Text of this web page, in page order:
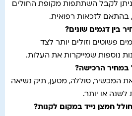
לקבל השתתפות מקופת החולים
בהתאם לזכאות רפואית.
בין דגמים שונים?
פשוטים וזולים יותר לצד
נוספות שמייקרות את העלות.
במחיר הרכישה?
המכשיר, סוללה, מטען, תיק נשיאה
לשנה או יותר.
חמצן נייד במקום לקנות?